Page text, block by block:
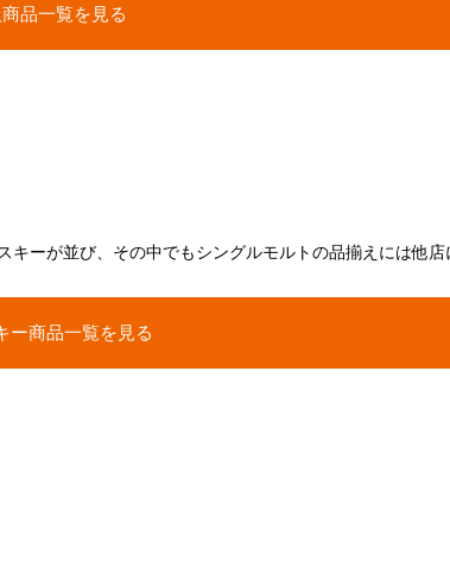
品一覧を見る
ーが並び、その中でもシングルモルトの品揃えには他
ー商品一覧を見る